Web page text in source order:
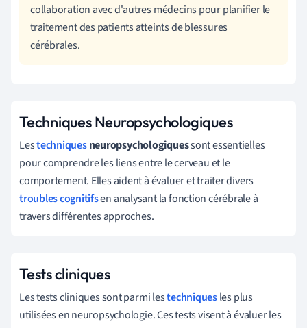
collaboration avec d'autres médecins pour planifier le
traitement des patients atteints de blessures
cérébrales.
Techniques Neuropsychologiques
Lestechniquesneuropsychologiquessont essentielles
pour comprendre les liens entre le cerveau et le
comportement. Elles aident à évaluer et traiter divers
troubles cognitifsen analysant la fonction cérébrale à
travers différentes approches.
Tests cliniques
Les tests cliniques sont parmi lestechniquesles plus
utilisées en neuropsychologie. Ces tests visent à évaluer les